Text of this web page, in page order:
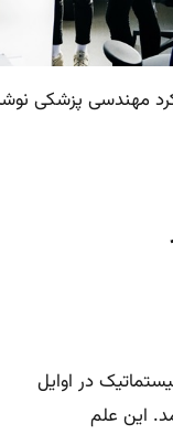
مهندسی پزشکی
در اوایل
این علم